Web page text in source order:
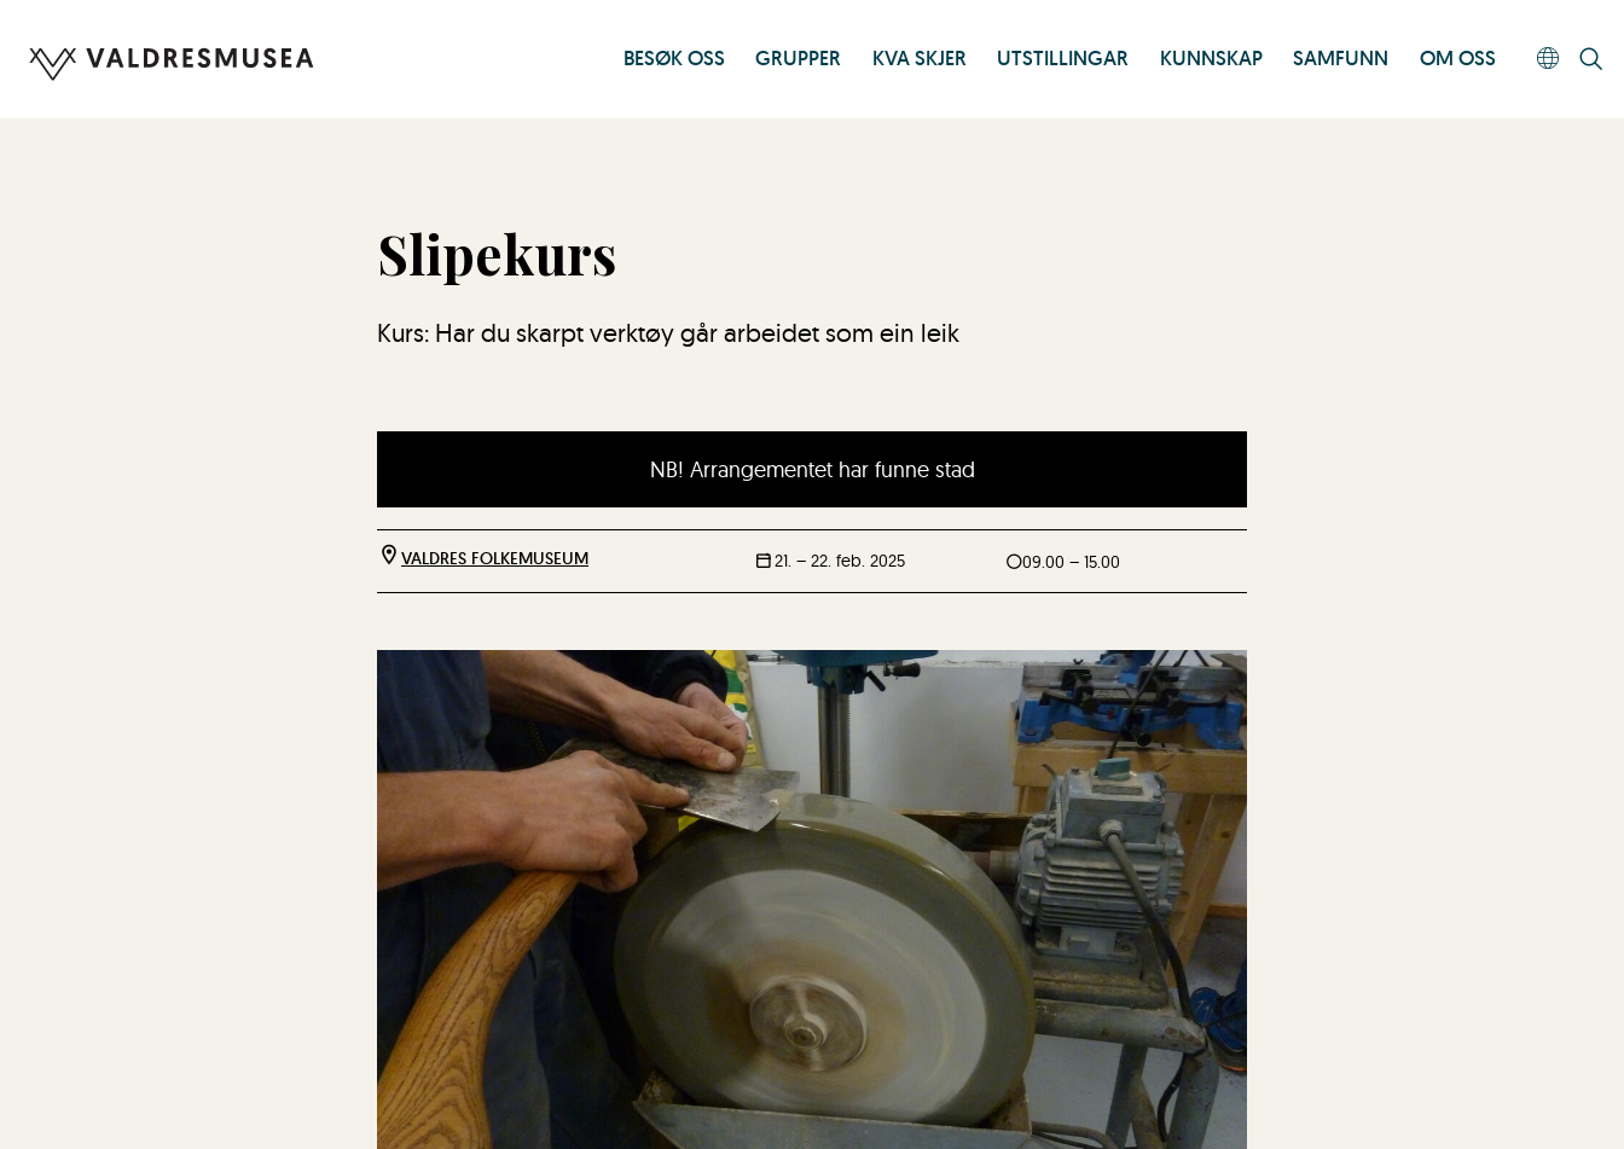
BESØK OSS GRUPPER KVA SKJER UTSTILLINGAR KUNNSKAP SAMFUNN OM OSS
Slipekurs
Kurs: Har du skarpt verktøy går arbeidet som ein leik
NB! Arrangementet har funne stad
VALDRES FOLKEMUSEUM 21. – 22. feb. 2025 09.00 – 15.00